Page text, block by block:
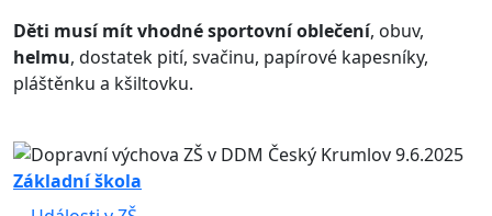
Děti musí mít vhodné sportovní oblečení, obuv,
helmu, dostatek pití, svačinu, papírové kapesníky,
pláštěnku a kšiltovku.
Základní škola